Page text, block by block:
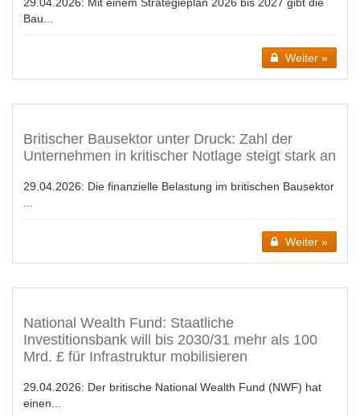
29.04.2026: Mit einem Strategieplan 2026 bis 2027 gibt die
Bau...
Weiter »
Britischer Bausektor unter Druck: Zahl der
Unternehmen in kritischer Notlage steigt stark an
29.04.2026: Die finanzielle Belastung im britischen Bausektor
...
Weiter »
National Wealth Fund: Staatliche
Investitionsbank will bis 2030/31 mehr als 100
Mrd. £ für Infrastruktur mobilisieren
29.04.2026: Der britische National Wealth Fund (NWF) hat
einen...